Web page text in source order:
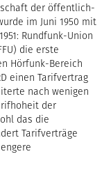
der öffentlich-
im Juni 1950 mit
Rundfunk-Union
die erste
Hörfunk-Bereich
einen Tarifvertrag
nach wenigen
der
das die
Tarifverträge